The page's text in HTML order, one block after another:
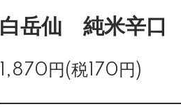
白岳仙 純米辛口
1,870円(税170円)